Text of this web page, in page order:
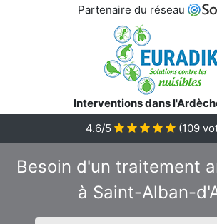
Partenaire du réseau
Interventions dans
4.6/5 (109
Besoin d'un traitement
à Saint-Alban-